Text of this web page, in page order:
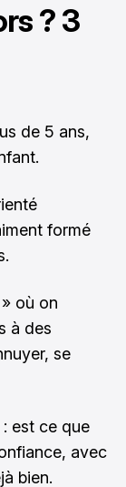
? 3
de 5 ans,
formé
où on
à des
se
est ce que
avec
bien.